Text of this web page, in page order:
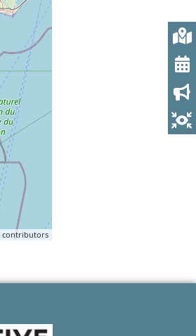
contributors